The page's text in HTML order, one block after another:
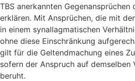
TBS anerkannten Gegenansprüchen
erklären. Mit Ansprüchen, die mit
in einem synallagmatischen
ohne diese Einschränkung
gilt für die Geltendmachung eines
sofern der Anspruch auf demselben
beruht.